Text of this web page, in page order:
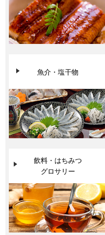
魚介・塩干物
飲料・はちみつ
グロサリー